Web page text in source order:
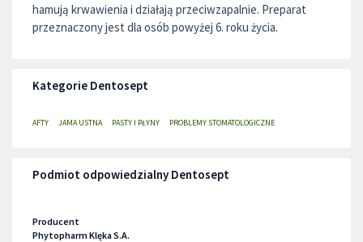
hamują krwawienia i działają przeciwzapalnie. Preparat
przeznaczony jest dla osób powyżej 6. roku życia.
Kategorie Dentosept
AFTY JAMA USTNA PASTY I PŁYNY PROBLEMY STOMATOLOGICZNE
Podmiot odpowiedzialny Dentosept
Producent
Phytopharm Klęka S.A.